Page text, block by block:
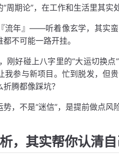
周期论”，在工作和生活里其实
流年』——听着像玄学，其实
不可能一路开挂。
刚好碰上八字里的“大运切换
我参与新项目。忙到脱发，但
腾都像踩坑？
，不是“迷信”，是提前做点风
，其实帮你认清